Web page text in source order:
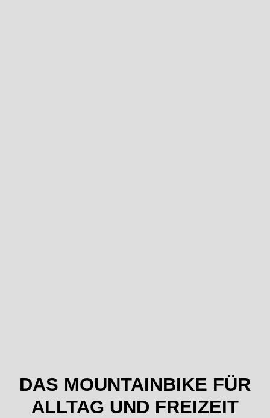
DAS MOUNTAINBIKE FÜR
ALLTAG UND FREIZEIT